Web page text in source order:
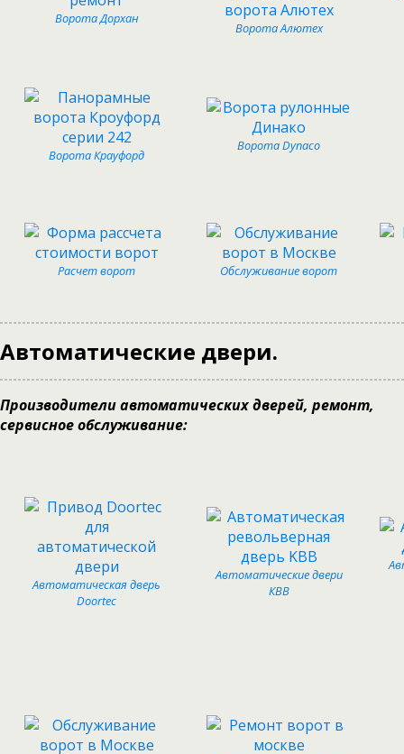
Ворота Дорхан
Ворота Алютех
Ворота Крауфорд
Ворота Dynaco
Расчет ворот Обслуживание ворот
Автоматические двери.
Производители автоматических дверей, ремонт,
сервисное обслуживание:
Автоматическая дверь
Doortec
Автоматические двери
КВВ